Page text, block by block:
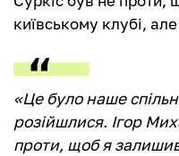
київському клубі,
«Це було наше
розійшлися. Ігор
проти, щоб я